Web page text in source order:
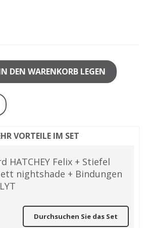
DEN WARENKORB LEGEN
VORTEILE IM SET
HATCHEY Felix + Stiefel
nightshade + Bindungen
Durchsuchen Sie das Set